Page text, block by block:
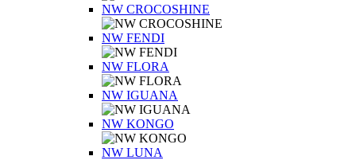
NW CROCOSHINE
NW FENDI
NW FLORA
NW IGUANA
NW KONGO
NW LUNA